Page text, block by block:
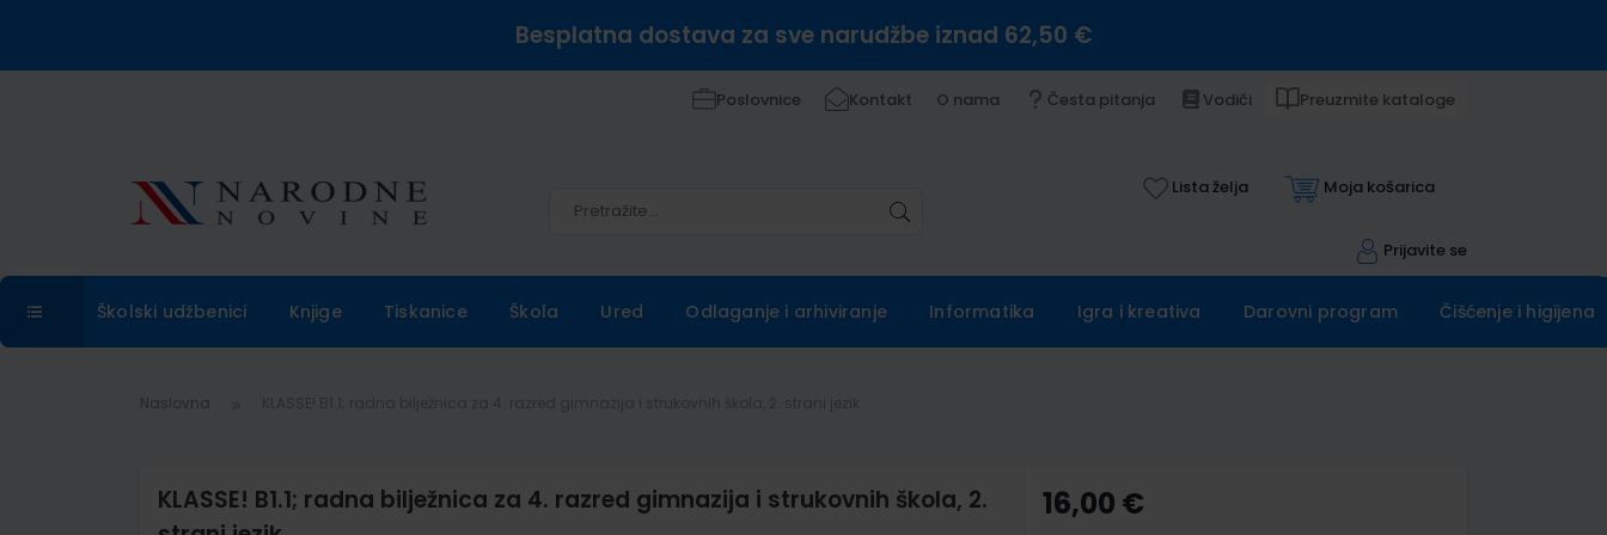
Besplatna dostava za sve narudžbe iznad 62,50 €
Poslovnice Kontakt O nama Česta pitanja Vodiči Preuzmite kataloge
Lista želja Moja košarica
Prijavite se
Školski udžbenici Knjige Tiskanice Škola Ured Odlaganje i arhiviranje Informatika Igra i kreativa Darovni program Čišćenje i higijena
Naslovna
KLASSE! B1.1; radna bilježnica za 4. razred gimnazija i strukovnih škola, 2.
16,00 €